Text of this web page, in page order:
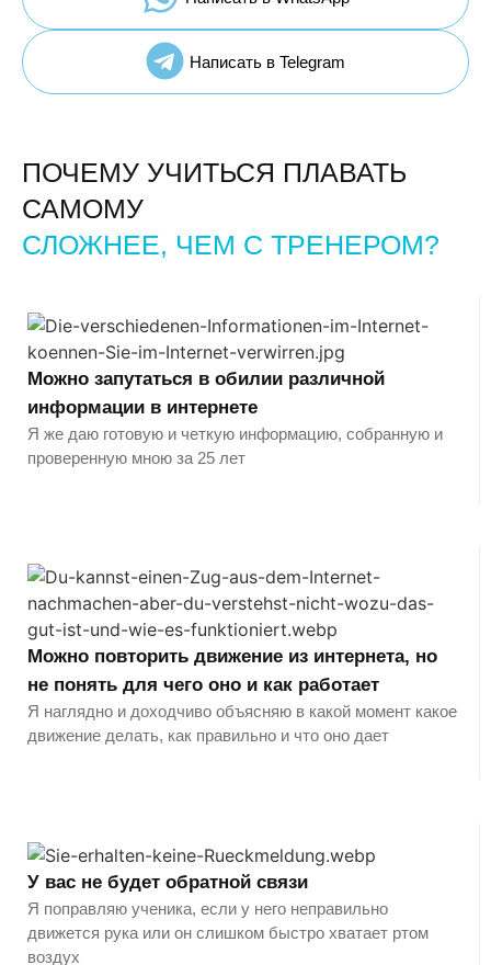
Написать в Telegram
ПОЧЕМУ УЧИТЬСЯ ПЛАВАТЬ
САМОМУ
СЛОЖНЕЕ, ЧЕМ С ТРЕНЕРОМ?
Можно запутаться в обилии различной
информации в интернете
Я же даю готовую и четкую информацию, собранную и
проверенную мною за 25 лет
Можно повторить движение из интернета, но
не понять для чего оно и как работает
Я наглядно и доходчиво объясняю в какой момент какое
движение делать, как правильно и что оно дает
У вас не будет обратной связи
Я поправляю ученика, если у него неправильно
движется рука или он слишком быстро хватает ртом
воздух